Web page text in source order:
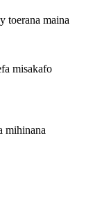
toerana maina
misakafo
mihinana